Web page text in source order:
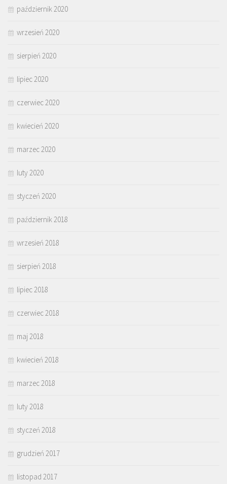
październik 2020
wrzesień 2020
sierpień 2020
lipiec 2020
czerwiec 2020
kwiecień 2020
marzec 2020
luty 2020
styczeń 2020
październik 2018
wrzesień 2018
sierpień 2018
lipiec 2018
czerwiec 2018
maj 2018
kwiecień 2018
marzec 2018
luty 2018
styczeń 2018
grudzień 2017
listopad 2017